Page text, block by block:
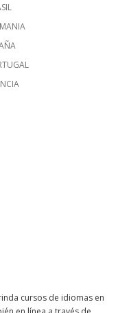
cursos de idiomas en